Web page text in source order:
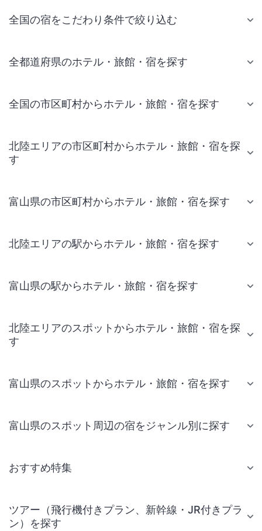
全国の宿をこだわり条件で絞り込む
全都道府県のホテル・旅館・宿を探す
全国の市区町村からホテル・旅館・宿を探す
北陸エリアの市区町村からホテル・旅館・宿を探
す
富山県の市区町村からホテル・旅館・宿を探す
北陸エリアの駅からホテル・旅館・宿を探す
富山県の駅からホテル・旅館・宿を探す
北陸エリアのスポットからホテル・旅館・宿を探
す
富山県のスポットからホテル・旅館・宿を探す
富山県のスポット周辺の宿をジャンル別に探す
おすすめ特集
ツアー（飛行機付きプラン、新幹線・JR付きプラ
ン）を探す